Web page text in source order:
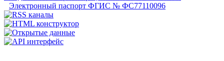
Электронный паспорт ФГИС № ФС77110096